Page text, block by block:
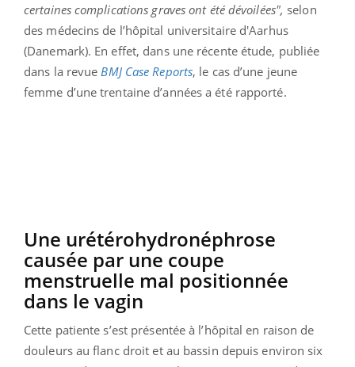
certaines complications graves ont été dévoilées", selon
des médecins de l’hôpital universitaire d'Aarhus
(Danemark). En effet, dans une récente étude, publiée
dans la revue BMJ Case Reports, le cas d’une jeune
femme d’une trentaine d’années a été rapporté.
Une urétérohydronéphrose
causée par une coupe
menstruelle mal positionnée
dans le vagin
Cette patiente s’est présentée à l’hôpital en raison de
douleurs au flanc droit et au bassin depuis environ six